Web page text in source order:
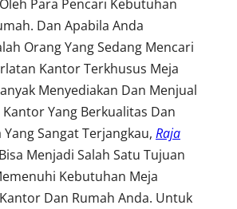
Para Pencari Kebutuhan
Dan Apabila Anda
Orang Yang Sedang Mencari
Kantor Terkhusus Meja
Menyediakan Dan Menjual
Yang Berkualitas Dan
Sangat Terjangkau, Raja
Bisa Menjadi Salah Satu Tujuan
Kebutuhan Meja
Dan Rumah Anda. Untuk